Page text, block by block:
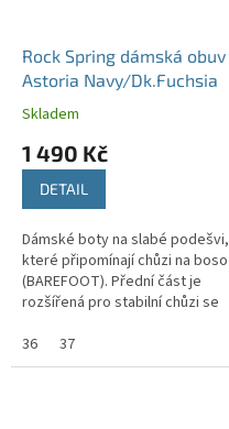
Rock Spring dámská obuv
Astoria Navy/Dk.Fuchsia
Skladem
1 490 Kč
DETAIL
Dámské boty na slabé podešvi,
které připomínají chůzi na boso
(BAREFOOT). Přední část je
rozšířená pro stabilní chůzi se
36
37